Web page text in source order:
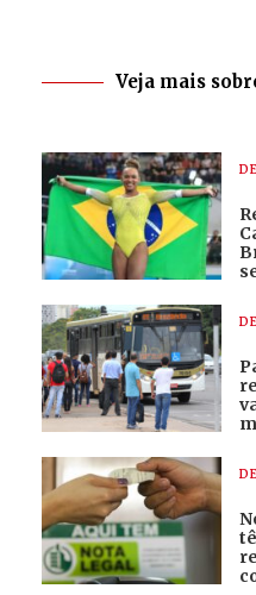
Veja mais